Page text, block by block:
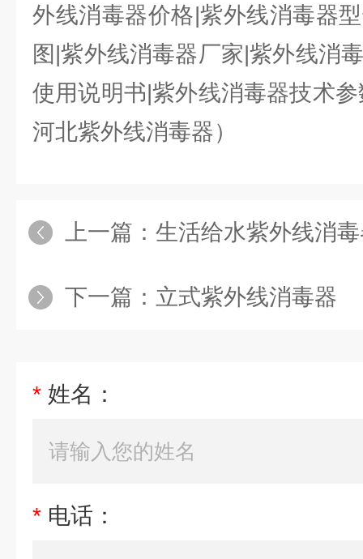
外线消毒器价格|紫外线消毒器
图|紫外线消毒器厂家|紫外线消
使用说明书|紫外线消毒器技术
河北紫外线消毒器）
上一篇： 生活给水紫外线消
下一篇： 立式紫外线消毒器
* 姓名：
* 电话：